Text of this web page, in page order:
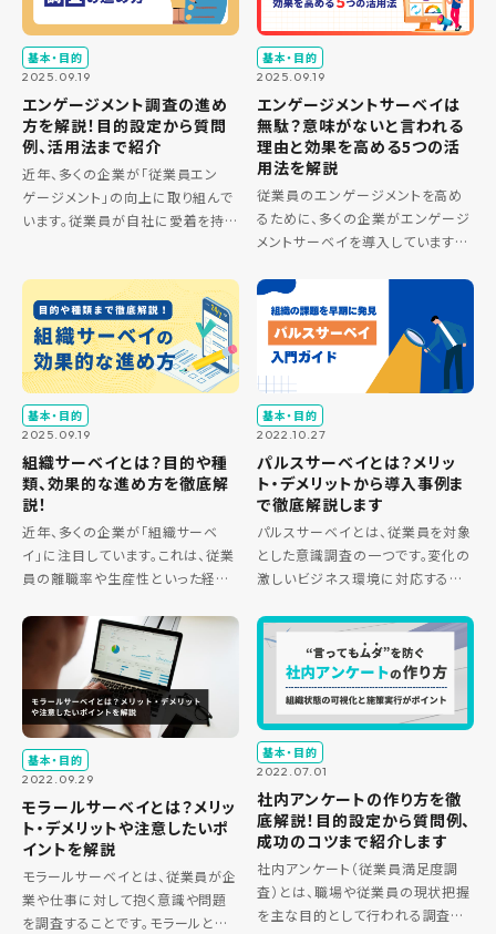
基本・目的
2025.09.19
エンゲージメント調査の進め
方を解説！目的設定から質問
例、活用法まで紹介
近年、多くの企業が「従業員エン
ゲージメント」の向上に取り組んで
います。従業員が自社に愛着を持
の第一歩として、「エンゲージメン
ト調査」によって組織の現状を正確
に […]
基本・目的
2025.09.19
エンゲージメントサーベイは
無駄？意味がないと言われる
理由と効果を高める5つの活
用法を解説
従業員のエンゲージメントを高め
るために、多くの企業がエンゲージ
メントサーベイを導入しています。
施しても意味がない」「結局何も変
わらない」といった声が聞かれ、施
策が無駄だと感じられているケ
[…]
基本・目的
2025.09.19
組織サーベイとは？目的や種
類、効果的な進め方を徹底解
説！
近年、多くの企業が「組織サーベ
イ」に注目しています。これは、従業
員の離職率や生産性といった経営
きがいが大きく影響しているという
認識が広まったためです。 しかし、
「組織サーベイという言葉は聞く
[…]
基本・目的
2022.10.27
パルスサーベイとは？メリッ
ト・デメリットから導入事例ま
で徹底解説します
パルスサーベイとは、従業員を対象
とした意識調査の一つです。変化の
激しいビジネス環境に対応するに
せません。パルスサーベイは短い期
間に簡単な質問を繰り返すことで、
社員の満足度や職場が抱える課題
を […]
基本・目的
2022.09.29
モラールサーベイとは？メリッ
ト・デメリットや注意したいポ
イントを解説
モラールサーベイとは、従業員が企
業や仕事に対して抱く意識や問題
を調査することです。モラールとは
基本・目的
2022.07.01
社内アンケートの作り方を徹
底解説！目的設定から質問例、
成功のコツまで紹介します
社内アンケート（従業員満足度調
査）とは、職場や従業員の現状把握
を主な目的として行われる調査で